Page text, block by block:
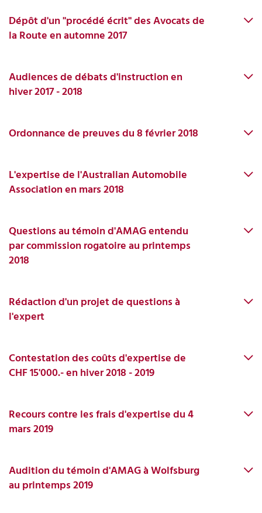
Dépôt d'un "procédé écrit" des Avocats de
la Route en automne 2017
Audiences de débats d'instruction en
hiver 2017 - 2018
Ordonnance de preuves du 8 février 2018
L'expertise de l'Australian Automobile
Association en mars 2018
Questions au témoin d'AMAG entendu
par commission rogatoire au printemps
2018
Rédaction d'un projet de questions à
l'expert
Contestation des coûts d'expertise de
CHF 15'000.- en hiver 2018 - 2019
Recours contre les frais d'expertise du 4
mars 2019
Audition du témoin d'AMAG à Wolfsburg
au printemps 2019